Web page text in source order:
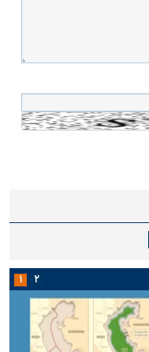
۱ ۲